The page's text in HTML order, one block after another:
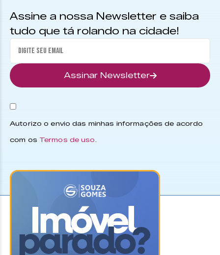
Assine a nossa Newsletter e saiba
tudo que tá rolando na cidade!
Assinar Newsletter
Autorizo o envio das minhas informações de acordo
com os Termos de uso.